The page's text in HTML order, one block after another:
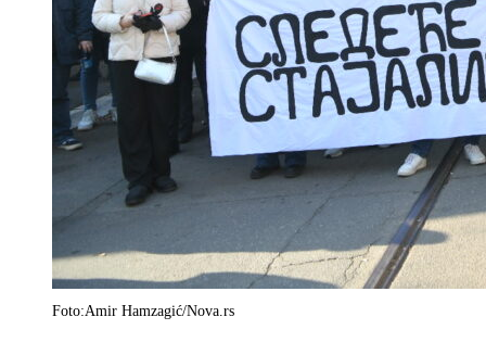
Foto:Amir Hamzagić/Nova.rs